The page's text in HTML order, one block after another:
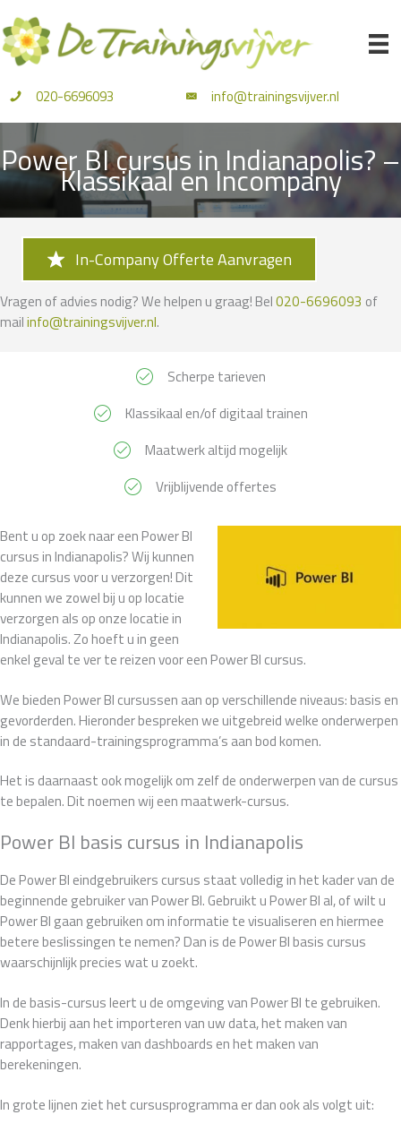
naar
de
inhoud
020-6696093 info@trainingsvijver.nl
Power BI cursus in Indianapolis? –
Klassikaal en Incompany
In-Company Offerte Aanvragen
Vragen of advies nodig? We helpen u graag! Bel020-6696093 of
mailinfo@trainingsvijver.nl.
Scherpe tarieven
Klassikaal en/of digitaal trainen
Maatwerk altijd mogelijk
Vrijblijvende offertes
Bent u op zoek naar een Power BI
cursus in Indianapolis? Wij kunnen
deze cursus voor u verzorgen! Dit
kunnen we zowel bij u op locatie
verzorgen als op onze locatie in
Indianapolis. Zo hoeft u in geen
enkel geval te ver te reizen voor een Power BI cursus.
We bieden Power BI cursussen aan op verschillende niveaus: basis en
gevorderden. Hieronder bespreken we uitgebreid welke onderwerpen
in de standaard-trainingsprogramma’s aan bod komen.
Het is daarnaast ook mogelijk om zelf de onderwerpen van de cursus
te bepalen. Dit noemen wij een maatwerk-cursus.
Power BI basis cursus in Indianapolis
De Power BI eindgebruikers cursus staat volledig in het kader van de
beginnende gebruiker van Power BI. Gebruikt u Power BI al, of wilt u
Power BI gaan gebruiken om informatie te visualiseren en hiermee
betere beslissingen te nemen? Dan is de Power BI basis cursus
waarschijnlijk precies wat u zoekt.
In de basis-cursus leert u de omgeving van Power BI te gebruiken.
Denk hierbij aan het importeren van uw data, het maken van
rapportages, maken van dashboards en het maken van
berekeningen.
In grote lijnen ziet het cursusprogramma er dan ook als volgt uit: